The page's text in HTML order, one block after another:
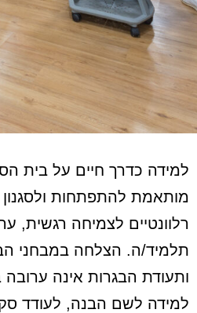
למידה כדרך חיים על בית
מותאמת להתפתחות
רלוונטיים לצמיחה רגשית,
תלמיד/ה. הצלחה במבחני
ותעודת הבגרות אינה
למידה לשם הבנה, לעודד